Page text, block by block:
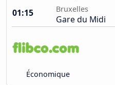
01:15
Bruxelles
Gare du Midi
Économique